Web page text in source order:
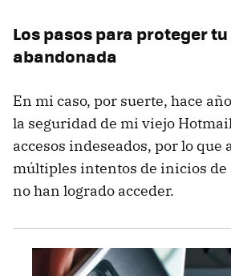
Los pasos para proteger
abandonada
En mi caso, por suerte, hace
la seguridad de mi viejo
accesos indeseados, por lo que
múltiples intentos de inicios de
no han logrado acceder.